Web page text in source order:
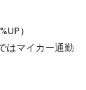
）
はマイカー通勤